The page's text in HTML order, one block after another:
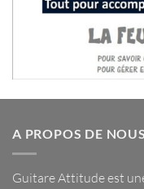
A PROPOS DE NOUS
Guitare Attitude est